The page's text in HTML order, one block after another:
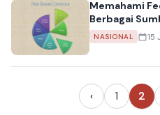
Memahami
Berbagai
NASIONAL 15
‹ 1 2